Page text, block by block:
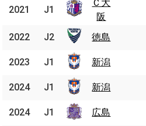
2021
Ｃ大
阪
2022 徳島
2023 新潟
2024 新潟
2024 広島
2021 J1
Ｃ大
阪
2022
J2 徳島
2023 J1 新潟
2024 J1 新潟
2024 J1 広島